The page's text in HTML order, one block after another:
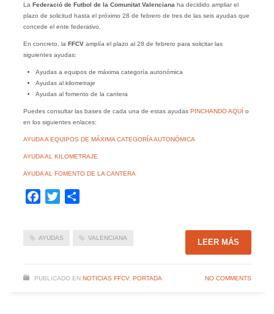
La Federació de Futbol de la Comunitat Valenciana ha decidido ampliar el
plazo de solicitud hasta el próximo 28 de febrero de tres de las seis ayudas que
concede el ente federativo.
En concreto, la FFCVamplía el plazo al 28 de febrero para solicitar las
siguientes ayudas:
Ayudas a equipos de máxima categoría autonómica
Ayudas al kilometraje
Ayudas al fomento de la cantera
Puedes consultar las bases de cada una de estas ayudas PINCHANDO AQUÍ o
en los siguientes enlaces:
AYUDA A EQUIPOS DE MÁXIMA CATEGORÍA AUTONÓMICA
AYUDA AL KILOMETRAJE
AYUDA AL FOMENTO DE LA CANTERA
Facebook
Twitter
AYUDAS VALENCIANA LEER MÁS
PUBLICADO EN NOTICIAS FFCV, PORTADA NO COMMENTS